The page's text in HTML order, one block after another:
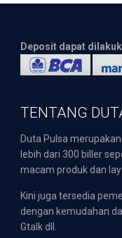
Deposit dapat
TENTANG
Duta Pulsa
lebih dari 300 biller
macam produk dan
Kini juga tersedia
dengan kemudahan
Gtalk dll.